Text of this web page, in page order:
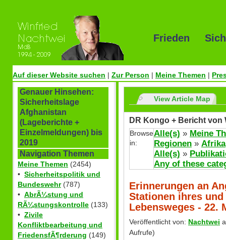
Frieden
Auf dieser Website suchen | Zur Person | Meine Themen |
Genauer Hinsehen:
Sicherheitslage
Afghanistan
(Lageberichte +
Einzelmeldungen) bis
2019
Navigation Themen
Meine Themen (2454)
• Sicherheitspolitik und
Bundeswehr(787)
• AbrÃ¼stung und
RÃ¼stungskontrolle (133)
• Zivile
Konfliktbearbeitung und
FriedensfÃ¶rderung (149)
View Article Map
DR Kongo + Bericht von
Browse
in:
Alle(s) » Meine
Regionen » Afrika
Alle(s) »
Any of these
Erinnerungen an
Stationen ihres
Lebensweges - 22.
Veröffentlicht von: Nachtwei
Aufrufe)